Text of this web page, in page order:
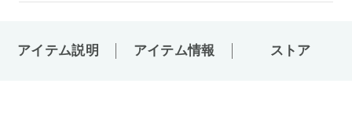
アイテム説明 アイテム情報 ストア